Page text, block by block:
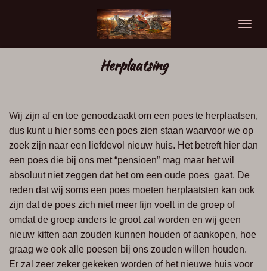
Herplaatsing
Wij zijn af en toe genoodzaakt om een poes te herplaatsen,
dus kunt u hier soms een poes zien staan waarvoor we op
zoek zijn naar een liefdevol nieuw huis. Het betreft hier dan
een poes die bij ons met “pensioen” mag maar het wil
absoluut niet zeggen dat het om een oude poes gaat. De
reden dat wij soms een poes moeten herplaatsten kan ook
zijn dat de poes zich niet meer fijn voelt in de groep of
omdat de groep anders te groot zal worden en wij geen
nieuw kitten aan zouden kunnen houden of aankopen, hoe
graag we ook alle poesen bij ons zouden willen houden.
Er zal zeer zeker gekeken worden of het nieuwe huis voor